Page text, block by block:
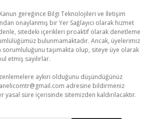
Kanun gereğince Bilgi Teknolojileri ve İletişim
onaylanmış bir Yer Sağlayıcı olarak hizmet
sitedeki içerikleri proaktif olarak denetleme
bulunmamaktadır. Ancak, üyelerimiz
sorumluluğunu taşımakta olup, siteye üye olarak
etmiş sayılırlar.
aykırı olduğunu düşündüğünüz
adresine bildirmeniz
yasal süre içerisinde sitemizden kaldırılacaktır.